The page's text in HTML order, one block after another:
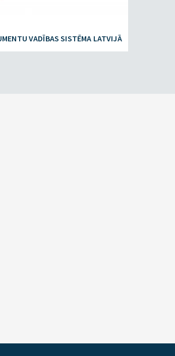
VADĪBAS SISTĒMA LATVIJĀ